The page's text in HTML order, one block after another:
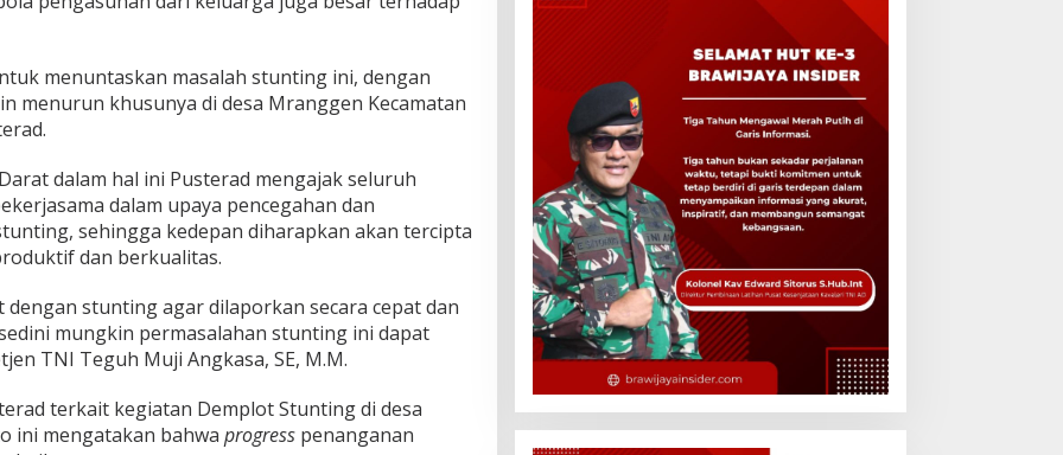
menuntaskan masalah stunting ini, dengan
menurun khusunya di desa Mranggen Kecamatan
dalam hal ini Pusterad mengajak seluruh
dalam upaya pencegahan dan
sehingga kedepan diharapkan akan tercipta
dan berkualitas.
stunting agar dilaporkan secara cepat dan
mungkin permasalahan stunting ini dapat
TNI Teguh Muji Angkasa, SE, M.M.
terkait kegiatan Demplot Stunting di desa
ini mengatakan bahwa progresspenanganan